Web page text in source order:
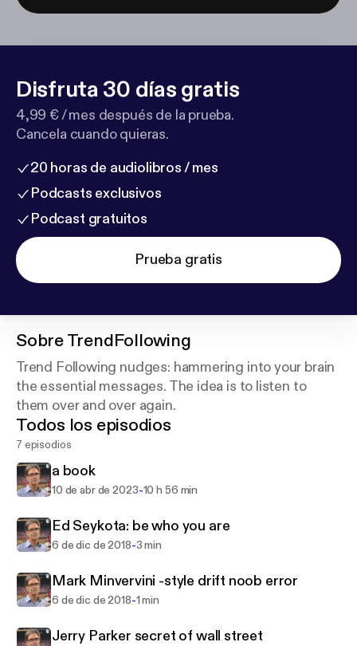
Disfruta 30 días gratis
4,99 € / mes después de la prueba.
Cancela cuando quieras.
20 horas de audiolibros / mes
Podcasts exclusivos
Podcast gratuitos
Prueba gratis
SobreTrendFollowing
Trend Following nudges: hammering into your brain
the essential messages. The idea is to listen to
them over and over again.
Todos los episodios
7 episodios
a book
10 de abr de 2023-10 h 56 min
Ed Seykota: be who you are
6 de dic de 2018-3 min
Mark Minvervini -style drift noob error
6 de dic de 2018-1 min
Jerry Parker secret of wall street